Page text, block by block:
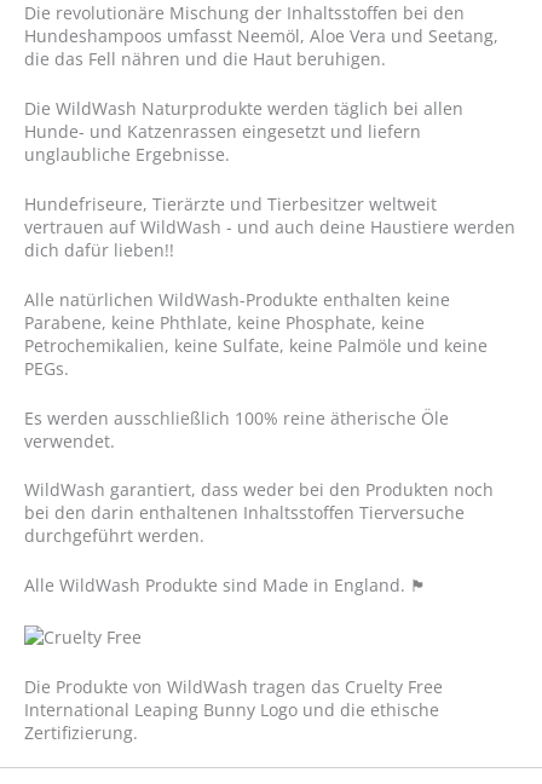
Die revolutionäre Mischung der Inhaltsstoffen bei den
Hundeshampoos umfasst Neemöl, Aloe Vera und Seetang,
die das Fell nähren und die Haut beruhigen.
Die WildWash Naturprodukte werden täglich bei allen
Hunde- und Katzenrassen eingesetzt und liefern
unglaubliche Ergebnisse.
Hundefriseure, Tierärzte und Tierbesitzer weltweit
vertrauen auf WildWash - und auch deine Haustiere werden
dich dafür lieben!!
Alle natürlichen WildWash-Produkte enthalten keine
Parabene, keine Phthlate, keine Phosphate, keine
Petrochemikalien, keine Sulfate, keine Palmöle und keine
PEGs.
Es werden ausschließlich 100% reine ätherische Öle
verwendet.
WildWash garantiert, dass weder bei den Produkten noch
bei den darin enthaltenen Inhaltsstoffen Tierversuche
durchgeführt werden.
Alle WildWash Produkte sind Made in England. 🏴󠁧󠁢󠁥󠁮󠁧󠁿
Die Produkte von WildWash tragen das Cruelty Free
International Leaping Bunny Logo und die ethische
Zertifizierung.